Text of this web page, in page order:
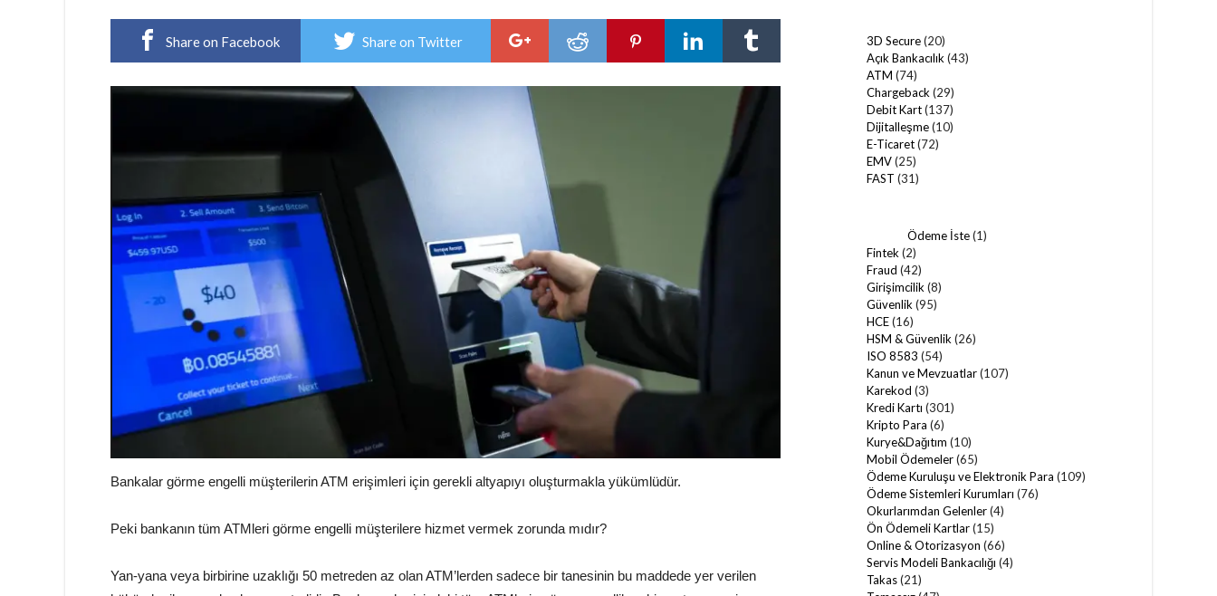
Share on Facebook Share on Twitter
Bankalar görme engelli müşterilerin ATM erişimleri için gerekli altyapıyı oluşturmakla yükümlüdür.
Peki bankanın tüm ATMleri görme engelli müşterilere hizmet vermek zorunda mıdır?
Yan-yana veya birbirine uzaklığı 50 metreden az olan ATM’lerden sadece bir tanesinin bu maddede yer verilen
3D Secure(20)
Açık Bankacılık (43)
ATM (74)
Chargeback (29)
Debit Kart(137)
Dijitalleşme(10)
E-Ticaret(72)
EMV(25)
FAST (31)
Ödeme İste(1)
Fintek (2)
Fraud (42)
Girişimcilik (8)
Güvenlik (95)
HCE(16)
HSM & Güvenlik (26)
ISO 8583 (54)
Kanun ve Mevzuatlar(107)
Karekod (3)
Kredi Kartı (301)
Kripto Para (6)
Kurye&Dağıtım (10)
Mobil Ödemeler(65)
Ödeme Kuruluşu ve Elektronik Para (109)
Ödeme Sistemleri Kurumları (76)
Okurlarımdan Gelenler(4)
Ön Ödemeli Kartlar(15)
Online & Otorizasyon (66)
Servis Modeli Bankacılığı (4)
Takas(21)